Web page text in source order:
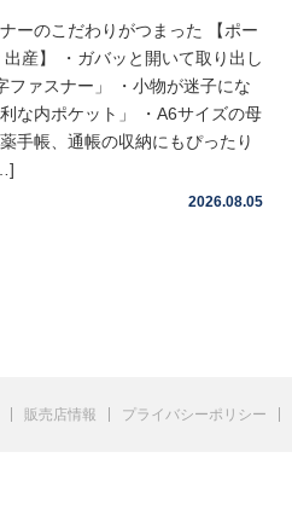
ーのこだわりがつまった 【ポー
産】 ・ガバッと開いて取り出し
ファスナー」 ・小物が迷子にな
な内ポケット」 ・A6サイズの母
手帳、通帳の収納にもぴったり
2026.08.05
販売店情報 プライバシーポリシー